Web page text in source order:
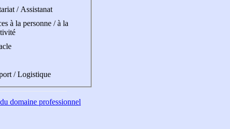
/ Assistanat
à la personne / à la
/ Logistique
domaine professionnel